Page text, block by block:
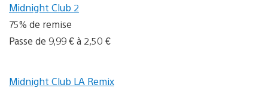
Midnight Club 2
75% de remise
Passe de 9,99 € à 2,50 €
Midnight Club LA Remix